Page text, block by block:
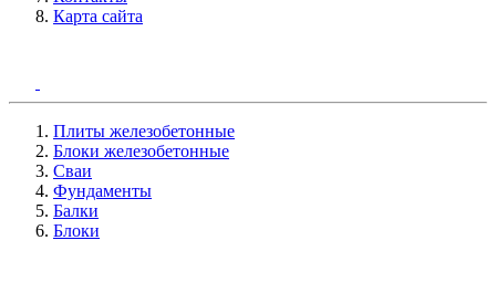
Карта сайта
Плиты железобетонные
Блоки железобетонные
Сваи
Фундаменты
Балки
Блоки